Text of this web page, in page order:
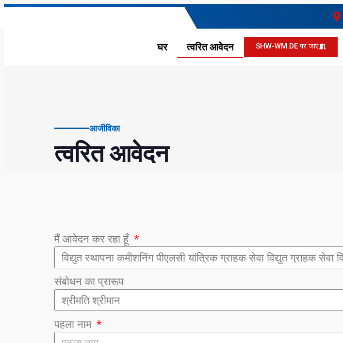
घर त्वरित आवेदन SHW-WM.DE पर जाएं
आजीविका
त्वरित आवेदन
मैं आवेदन कर रहा हूँ
संबोधन का प्रारूप
पहला नाम